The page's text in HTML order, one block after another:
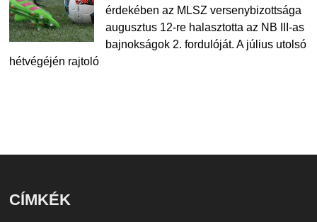
érdekében az MLSZ versenybizottsága
augusztus 12-re halasztotta az NB III-as
bajnokságok 2. fordulóját. A július utolsó
hétvégéjén rajtoló
CÍMKÉK